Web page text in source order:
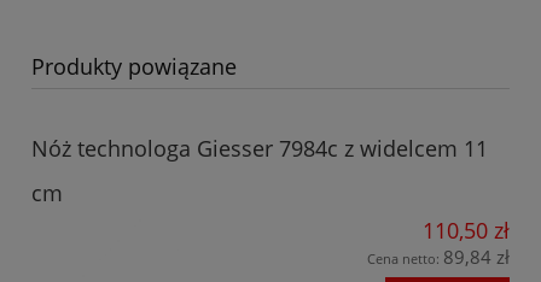
Produkty powiązane
Nóż technologa Giesser 7984c z widelcem 11
cm
110,50 zł
Cena netto: 89,84 zł